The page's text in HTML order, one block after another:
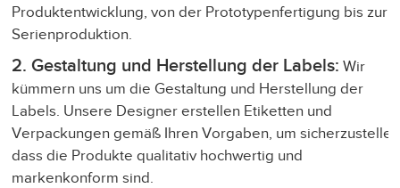
Produktentwicklung, von der Prototypenfertigung bis zur
Serienproduktion.
2. Gestaltung und Herstellung der Labels: Wir
kümmern uns um die Gestaltung und Herstellung der
Labels. Unsere Designer erstellen Etiketten und
Verpackungen gemäß Ihren Vorgaben, um
dass die Produkte qualitativ hochwertig und
markenkonform sind.